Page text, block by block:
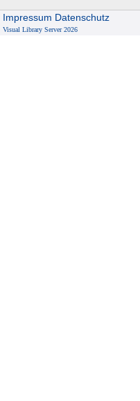
Impressum Datenschutz
Visual Library Server 2026